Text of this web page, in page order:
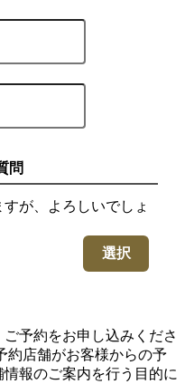
問
が、よろしいでしょ
選択
予約をお申し込みくださ
約店舗がお客様からの予
報のご案内を行う目的に